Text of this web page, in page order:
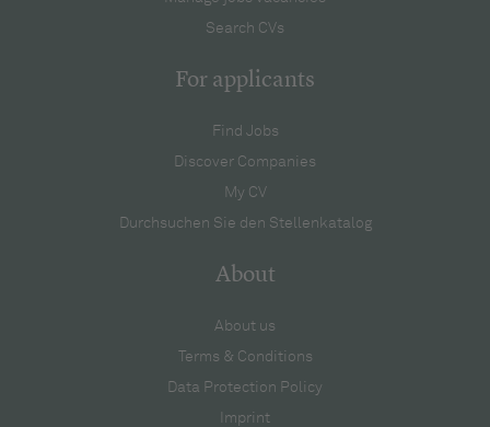
Search CVs
For applicants
Find Jobs
Discover Companies
My CV
Durchsuchen Sie den Stellenkatalog
About
About us
Terms & Conditions
Data Protection Policy
Imprint